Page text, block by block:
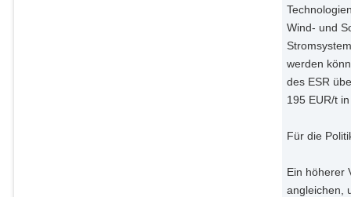
Wind- und
werden
des ESR
195 EUR/t
Für die
Ein höherer
angleichen,